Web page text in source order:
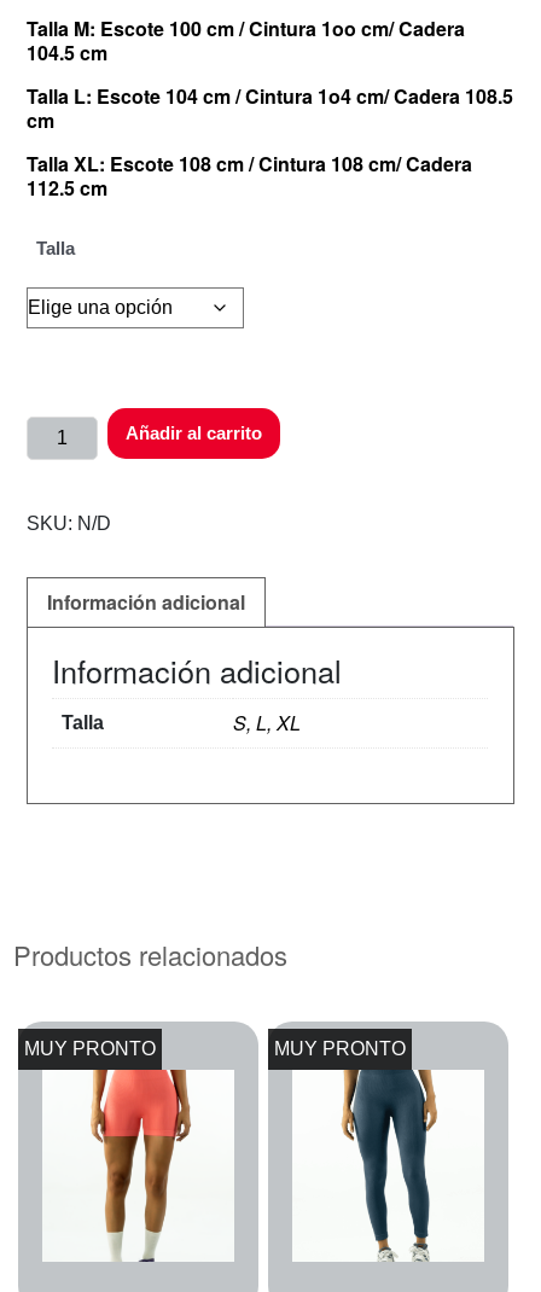
Talla M: Escote 100 cm / Cintura 1oo cm/ Cadera
104.5 cm
Talla L: Escote 104 cm / Cintura 1o4 cm/ Cadera 108.5
cm
Talla XL: Escote 108 cm / Cintura 108 cm/ Cadera
112.5 cm
Talla
Añadir al carrito
SKU: N/D
Información adicional
Información adicional
Talla S, L, XL
Productos relacionados
MUY PRONTO MUY PRONTO